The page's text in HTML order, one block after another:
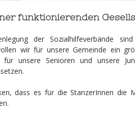
funktionierenden
der Sozialhilfeverbände
wir für unsere Gemeinde ein
für unsere Senioren und unsere
dass es für die StanzerInnen die